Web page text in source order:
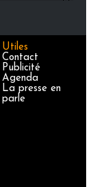
Utiles
Contact
Publicité
Agenda
La presse en
parle